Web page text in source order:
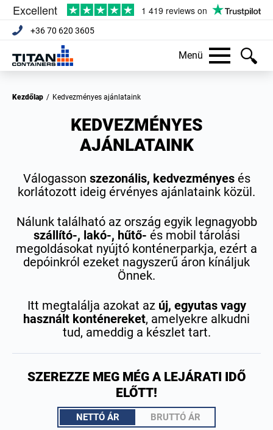
+36 70 620 3605
Menü
Kezdőlap / Kedvezményes ajánlataink
KEDVEZMÉNYES
AJÁNLATAINK
Válogasson szezonális, kedvezményesés
korlátozott ideig érvényes ajánlataink közül.
Nálunk található az ország egyik legnagyobb
szállító-, lakó-, hűtő- és mobil tárolási
megoldásokat nyújtó konténerparkja, ezért a
depóinkról ezeket nagyszerű áron kínáljuk
Önnek.
Itt megtalálja azokat az új, egyutas vagy
használt konténereket, amelyekre alkudni
tud, ameddig a készlet tart.
SZEREZZE MEG MÉG A LEJÁRATI IDŐ
ELŐTT!
NETTÓ ÁR BRUTTÓ ÁR